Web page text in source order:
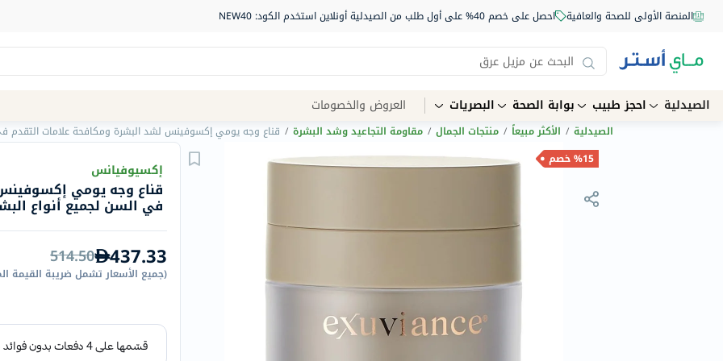
المنصة الأولى للصحة والعافية احصل على خصم 40% على أول طلب من الصيدلية أونلاين استخدم الكود: NEW40
Navigation
الصيدلية
الماركات
Humantara
carroten
Roche
الصيدلية احجز طبيب بوابة الصحة البصريات العروض والخصومات
الصيدلية / الأكثر مبيعاً / منتجات الجمال / مقاومة التجاعيد وشد البشرة / قناع وجه يومي إكسوفينس لشد البشرة ومكافحة علامات التقدم في
%15 خصم
إكسيوفيانس
قناع وجه يومي
في السن لجميع أنواع البشرة
437.33
514.50
(جميع الأسعار تشمل ضريبة القيمة